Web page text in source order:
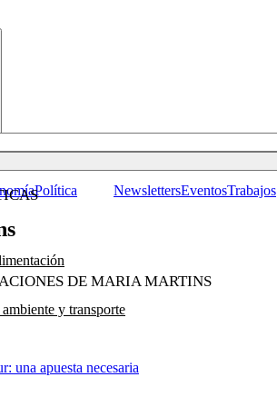
y transporte
Política NewslettersEventosTrabajos
DE MARIA MARTINS
una apuesta necesaria